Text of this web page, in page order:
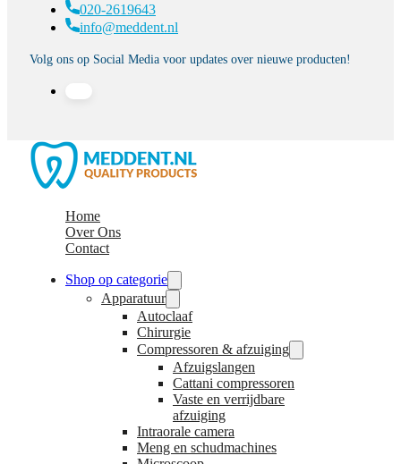
020-2619643
info@meddent.nl
Volg ons op Social Media voor updates over nieuwe producten!
Home
Over Ons
Contact
Shop op categorie
Apparatuur
Autoclaaf
Chirurgie
Compressoren & afzuiging
Afzuigslangen
Cattani compressoren
Vaste en verrijdbare
afzuiging
Intraorale camera
Meng en schudmachines